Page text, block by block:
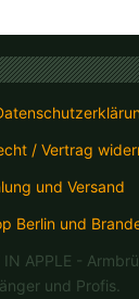
/ Vertrag
und Versand
Berlin und
APPLE -
und Profis.